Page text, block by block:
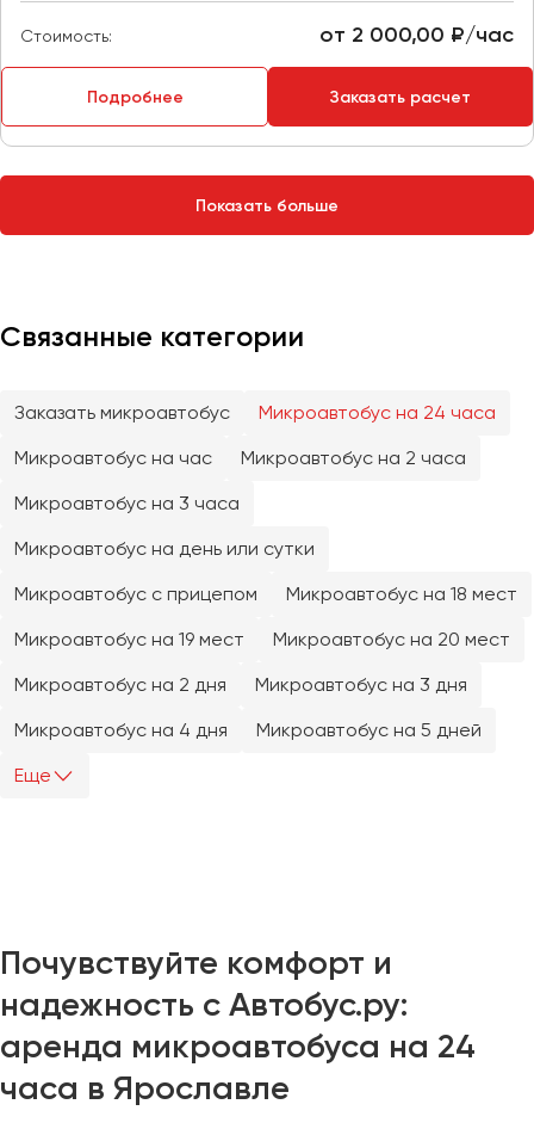
Стоимость: от 2 000,00 ₽/час
Подробнее Заказать расчет
Показать больше
Связанные категории
Заказать микроавтобус
Микроавтобус на 24 часа
Микроавтобус на час
Микроавтобус на 2 часа
Микроавтобус на 3 часа
Микроавтобус на день или сутки
Микроавтобус с прицепом
Микроавтобус на 18 мест
Микроавтобус на 19 мест
Микроавтобус на 20 мест
Микроавтобус на 2 дня
Микроавтобус на 3 дня
Микроавтобус на 4 дня
Микроавтобус на 5 дней
Еще
Почувствуйте комфорт и
надежность с Автобус.ру:
аренда микроавтобуса на 24
часа в Ярославле
Тверь
Томск
Уфа
Хабаровск
Чебоксары
Челябинск
Якутск
Ярославль